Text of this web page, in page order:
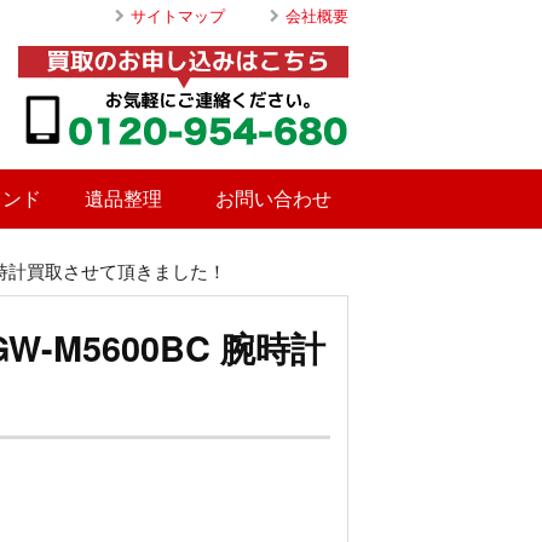
サイトマップ 会社概要
ド 遺品整理 お問い合わせ
買取させて頂きました！
M5600BC 腕時計